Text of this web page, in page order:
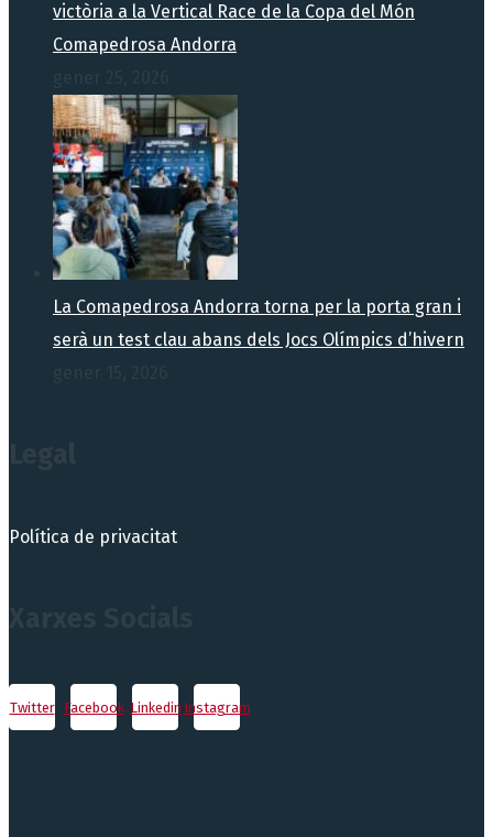
victòria a la Vertical Race de la Copa del Món
Comapedrosa Andorra
La Comapedrosa Andorra torna per la porta gran i
serà un test clau abans dels Jocs Olímpics d’hivern
Política de privacitat
Twitter Facebook Linkedin Instagram